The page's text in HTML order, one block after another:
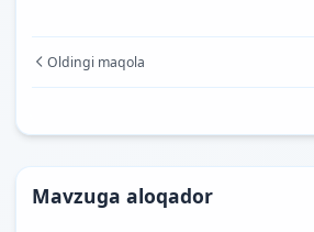
Oldingi maqola
Mavzuga aloqador